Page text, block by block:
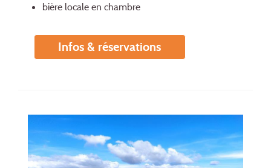
bière locale en chambre
Infos & réservations